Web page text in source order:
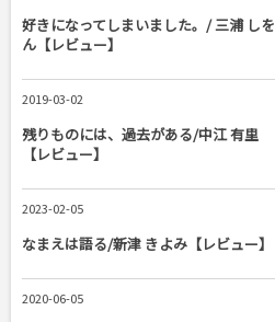
好きになってしまいました。/ 三浦 しを
ん【レビュー】
2019-03-02
残りものには、過去がある/中江 有里
【レビュー】
2023-02-05
なまえは語る/新津 きよみ【レビュー】
2020-06-05